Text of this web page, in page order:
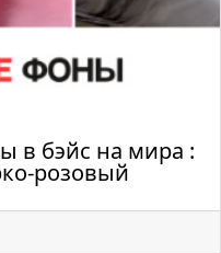
в бэйс на мира :
розовый